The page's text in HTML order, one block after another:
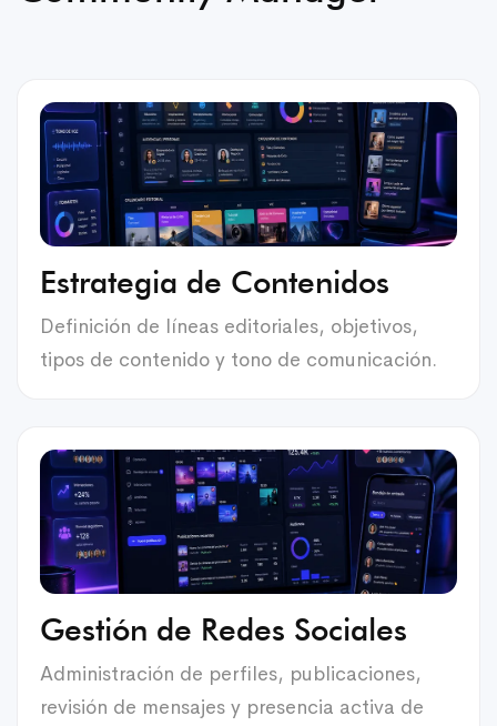
Estrategia de Contenidos
Definición de líneas editoriales, objetivos,
tipos de contenido y tono de comunicación.
Gestión de Redes Sociales
Administración de perfiles, publicaciones,
revisión de mensajes y presencia activa de